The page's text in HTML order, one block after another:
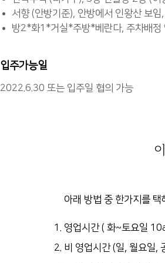
서향 (안방기준), 안방에서 인왕산 보
방2*화1*거실*주방*베란다, 주차배정
입주가능일
2022.6.30 또는 입주일 협의 가능
아래 방법 중 한가지를 택
영업시간 ( 화~토요일
비 영업시간 (일, 월요일,